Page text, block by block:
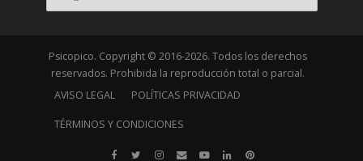
Psicopico. Copyright © 2016-2026. Todos los derechos
reservados. Prohibida la reproducción total o parcial.
AVISO LEGAL
POLÍTICAS PRIVACIDAD
TÉRMINOS Y CONDICIONES